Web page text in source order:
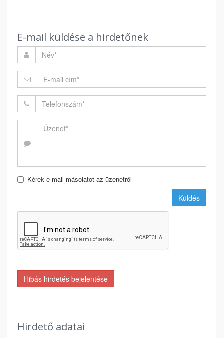
E-mail küldése a hirdetőnek
Kérek e-mail másolatot az üzenetről
Küldés
Hibás hirdetés bejelentése
Hirdető adatai